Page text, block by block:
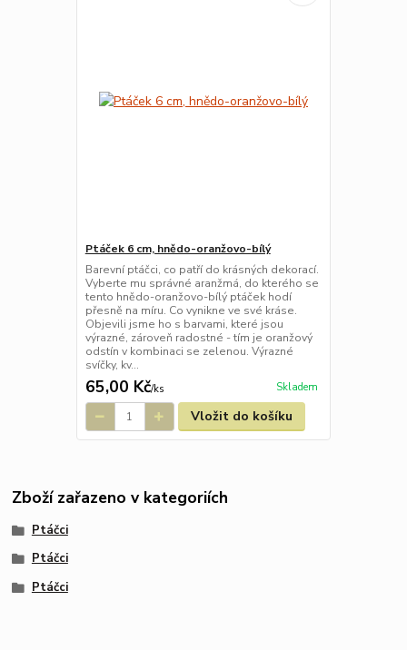
Ptáček 6 cm, hnědo-oranžovo-bílý
Barevní ptáčci, co patří do krásných dekorací.
Vyberte mu správné aranžmá, do kterého se
tento hnědo-oranžovo-bílý ptáček hodí
přesně na míru. Co vynikne ve své kráse.
Objevili jsme ho s barvami, které jsou
výrazné, zároveň radostné - tím je oranžový
odstín v kombinaci se zelenou. Výrazné
svíčky, kv...
65,00 Kč/ks Skladem
Vložit do košíku
Zboží zařazeno v kategoriích
Ptáčci
Ptáčci
Ptáčci